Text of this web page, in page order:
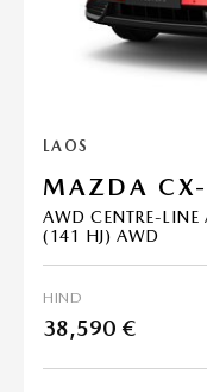
LAOS
MAZDA
AWD CENTRE-LINE
(141 HJ) AWD
HIND
38,590 €